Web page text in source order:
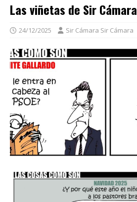
Las viñetas de Sir Cámara
24/12/2025 Sir Cámara Sir Cámara